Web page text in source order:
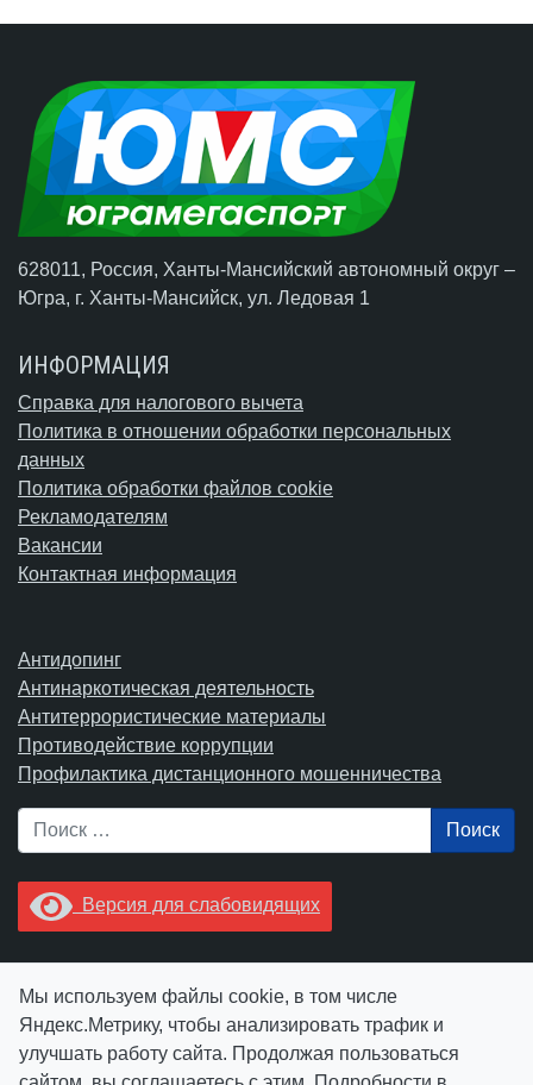
628011, Россия, Ханты-Мансийский автономный округ –
Югра, г. Ханты-Мансийск, ул. Ледовая 1
ИНФОРМАЦИЯ
Справка для налогового вычета
Политика в отношении обработки персональных
данных
Политика обработки файлов cookie
Рекламодателям
Вакансии
Контактная информация
Антидопинг
Антинаркотическая деятельность
Антитеррористические материалы
Противодействие коррупции
Профилактика дистанционного мошенничества
Поиск
Версия для слабовидящих
Ctrl+Enter.
Мы используем файлы cookie, в том числе
Яндекс.Метрику, чтобы анализировать трафик и
улучшать работу сайта. Продолжая пользоваться